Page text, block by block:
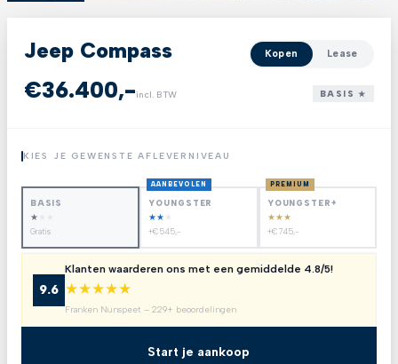
Jeep Compass Kopen Lease
€36.400,-incl. BTW BASIS ★
KIES JE GEWENSTE AFLEVERNIVEAU
BASIS
★
Gratis
AANBEVOLEN
YOUNGSTER
★★ ★
+€545,-
PREMIUM
YOUNGSTER+
★★★
+€745,-
9.6
Klanten waarderen ons met een gemiddelde 4.8/5!
★★★★★
Franken Nunspeet – 229+ beoordelingen
Start je aankoop